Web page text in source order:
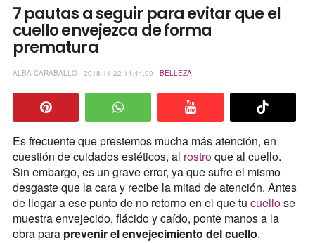
7 pautas a seguir para evitar que el
cuello envejezca de forma
prematura
ALBA CARABALLO - 2018-11-22 14:44:00 - BELLEZA
Es frecuente que prestemos mucha más atención, en
cuestión de cuidados estéticos, al rostroque al cuello.
Sin embargo, es un grave error, ya que sufre el mismo
desgaste que la cara y recibe la mitad de atención. Antes
de llegar a ese punto de no retorno en el que tu cuellose
muestra envejecido, flácido y caído, ponte manos a la
obra para prevenir el envejecimiento del cuello.